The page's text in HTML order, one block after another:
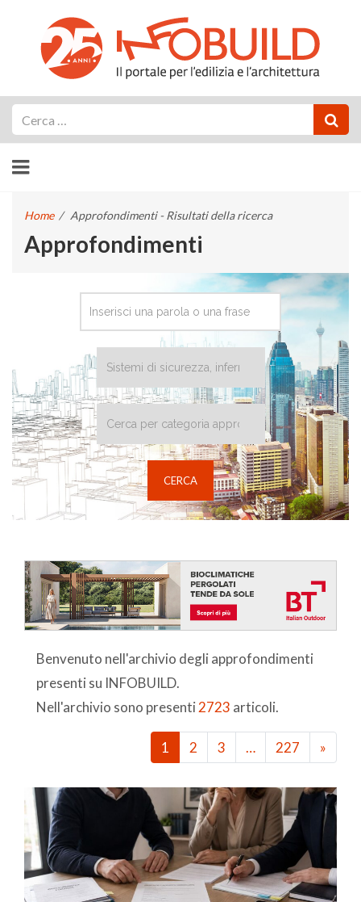
Home / Approfondimenti - Risultati della ricerca
Approfondimenti
Benvenuto nell'archivio degli approfondimenti
presenti su INFOBUILD.
Nell'archivio sono presenti 2723 articoli.
1 2 3 … 227 »